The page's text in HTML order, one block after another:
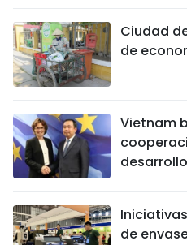
ENGLISH
中文
Ciudad
de
Vietnam
de